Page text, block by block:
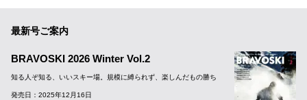
最新号ご案内
BRAVOSKI 2026 Winter Vol.2
知る人ぞ知る、いいスキー場。規模に縛られず、楽しんだもの勝ち
発売日：2025年12月16日